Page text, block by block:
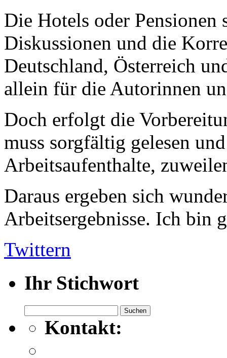
Die Hotels oder
Diskussionen und die
Deutschland, Österreich
allein für die Autorinnen
Doch erfolgt die
muss sorgfältig gelesen
Arbeitsaufenthalte,
Daraus ergeben sich
Arbeitsergebnisse. Ich bin
Twittern
Ihr Stichwort
nach: Kontakt: